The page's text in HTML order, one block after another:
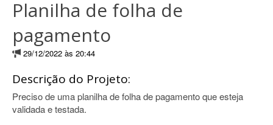
Planilha de folha de
pagamento
29/12/2022 às 20:44
Descrição do Projeto:
Preciso de uma planilha de folha de pagamento que esteja
validada e testada.